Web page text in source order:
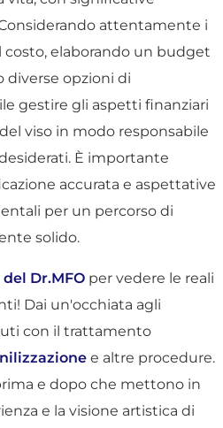
attentamente i
elaborando un budget
diverse opzioni di
gestire gli aspetti finanziari
viso in modo responsabile
È importante
accurata e aspettative
per un percorso di
solido.
Dr.MFO per vedere le reali
Dai un'occhiata agli
con il trattamento
e altre procedure.
e dopo che mettono in
e la visione artistica di